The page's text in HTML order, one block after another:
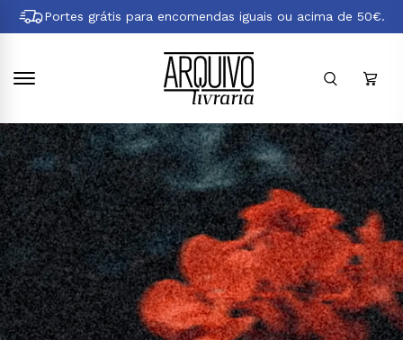
Pular
para
principal
Portes grátis para encomendas iguais ou acima de 50€.